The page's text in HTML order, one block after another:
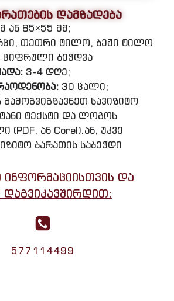
დამზადება
ან 85×55 მმ;
თეთრი ტილო, ბეჟი ტილო
ციფრული ბეჭდვა
3-4 დღე;
30 ცალი;
გამოგვიგზავნეთ სავიზიტო
ტექსტი და ლოგოს
(PDF, ან Corel).ან, უკვე
ბარათის საბეჭდი
ინფორმაციისთვის და
დაგვიკავშირდით:
577114499